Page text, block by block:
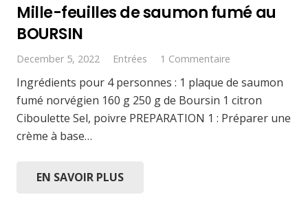
Mille-feuilles de saumon fumé au
BOURSIN
December 5, 2022 Entrées 1 Commentaire
Ingrédients pour 4 personnes : 1 plaque de saumon
fumé norvégien 160 g 250 g de Boursin 1 citron
Ciboulette Sel, poivre PREPARATION 1 : Préparer une
crème à base…
EN SAVOIR PLUS